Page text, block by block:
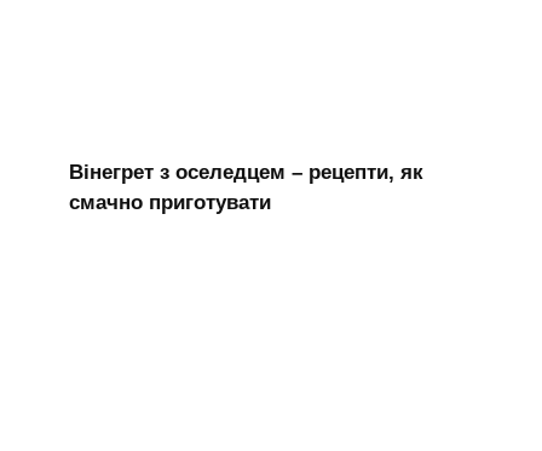
Вінегрет з оселедцем – рецепти, як
смачно приготувати